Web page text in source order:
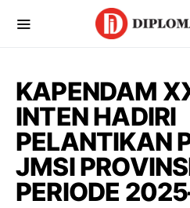
KAPENDAM
INTEN HADIRI
PELANTIKAN
JMSI
PERIODE